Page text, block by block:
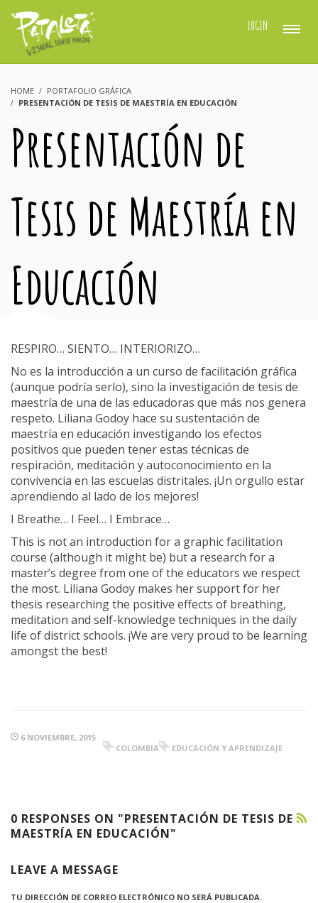
LOGIN
HOME
PORTAFOLIO GRÁFICA
PRESENTACIÓN DE TESIS DE MAESTRÍA EN EDUCACIÓN
Presentación de
Tesis de Maestría en
Educación
RESPIRO… SIENTO… INTERIORIZO…
No es la introducción a un curso de facilitación gráfica
(aunque podría serlo), sino la investigación de tesis de
maestría de una de las educadoras que más nos genera
respeto. Liliana Godoy hace su sustentación de
maestría en educación investigando los efectos
positivos que pueden tener estas técnicas de
respiración, meditación y autoconocimiento en la
convivencia en las escuelas distritales. ¡Un orgullo estar
aprendiendo al lado de los mejores!
I Breathe… I Feel… I Embrace…
This is not an introduction for a graphic facilitation
course (although it might be) but a research for a
master’s degree from one of the educators we respect
the most. Liliana Godoy makes her support for her
thesis researching the positive effects of breathing,
meditation and self-knowledge techniques in the daily
life of district schools. ¡We are very proud to be learning
amongst the best!
6 NOVIEMBRE, 2015
COLOMBIA
EDUCACIÓN Y APRENDIZAJE
0 RESPONSES ON "PRESENTACIÓN DE TESIS DE
MAESTRÍA EN EDUCACIÓN"
LEAVE A MESSAGE
TU DIRECCIÓN DE CORREO ELECTRÓNICO NO SERÁ PUBLICADA.